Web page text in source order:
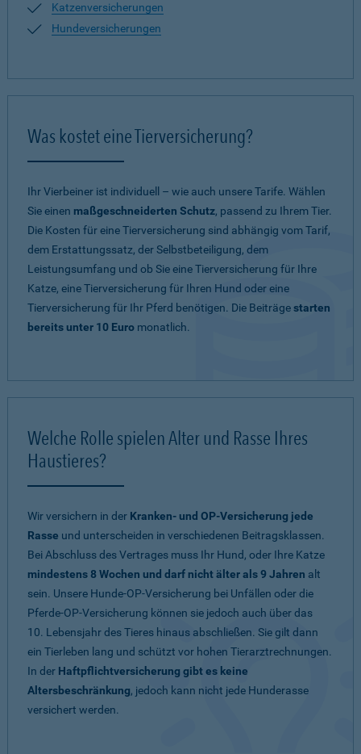
Katzenversicherungen
Hundeversicherungen
Was kostet eine Tierversicherung?
Ihr Vierbeiner ist individuell – wie auch unsere Tarife. Wählen
Sie einen maßgeschneiderten Schutz, passend zu Ihrem Tier.
Die Kosten für eine Tierversicherung sind abhängig vom Tarif,
dem Erstattungssatz, der Selbstbeteiligung, dem
Leistungsumfang und ob Sie eine Tierversicherung für Ihre
Katze, eine Tierversicherung für Ihren Hund oder eine
Tierversicherung für Ihr Pferd benötigen. Die Beiträgestarten
bereits unter 10 Euro monatlich.
Welche Rolle spielen Alter und Rasse Ihres
Haustieres?
Wir versichern in der Kranken- und OP-Versicherung jede
Rasse und unterscheiden in verschiedenen Beitragsklassen.
Bei Abschluss des Vertrages muss Ihr Hund, oder Ihre Katze
mindestens 8 Wochen und darf nicht älter als 9 Jahren alt
sein. Unsere Hunde-OP-Versicherung bei Unfällen oder die
Pferde-OP-Versicherung können sie jedoch auch über das
10. Lebensjahr des Tieres hinaus abschließen. Sie gilt dann
ein Tierleben lang und schützt vor hohen Tierarztrechnungen.
In der Haftpflichtversicherung gibt es keine
Altersbeschränkung, jedoch kann nicht jede Hunderasse
versichert werden.